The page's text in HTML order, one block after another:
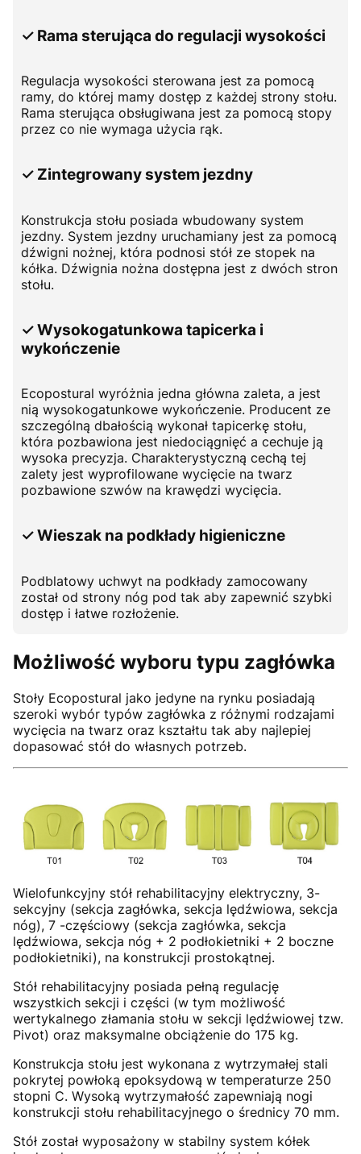
✓ Rama sterująca do regulacji wysokości
Regulacja wysokości sterowana jest za pomocą
ramy, do której mamy dostęp z każdej strony stołu.
Rama sterująca obsługiwana jest za pomocą stopy
przez co nie wymaga użycia rąk.
✓ Zintegrowany system jezdny
Konstrukcja stołu posiada wbudowany system
jezdny. System jezdny uruchamiany jest za pomocą
dźwigni nożnej, która podnosi stół ze stopek na
kółka. Dźwignia nożna dostępna jest z dwóch stron
stołu.
✓ Wysokogatunkowa tapicerka i
wykończenie
Ecopostural wyróżnia jedna główna zaleta, a jest
nią wysokogatunkowe wykończenie. Producent ze
szczególną dbałością wykonał tapicerkę stołu,
która pozbawiona jest niedociągnięć a cechuje ją
wysoka precyzja. Charakterystyczną cechą tej
zalety jest wyprofilowane wycięcie na twarz
pozbawione szwów na krawędzi wycięcia.
✓ Wieszak na podkłady higieniczne
Podblatowy uchwyt na podkłady zamocowany
został od strony nóg pod tak aby zapewnić szybki
dostęp i łatwe rozłożenie.
Możliwość wyboru typu zagłówka
Stoły Ecopostural jako jedyne na rynku posiadają
szeroki wybór typów zagłówka z różnymi rodzajami
wycięcia na twarz oraz kształtu tak aby najlepiej
dopasować stół do własnych potrzeb.
Wielofunkcyjny stół rehabilitacyjny elektryczny, 3-
sekcyjny (sekcja zagłówka, sekcja lędźwiowa, sekcja
nóg), 7 -częściowy (sekcja zagłówka, sekcja
lędźwiowa, sekcja nóg + 2 podłokietniki + 2 boczne
podłokietniki), na konstrukcji prostokątnej.
Stół rehabilitacyjny posiada pełną regulację
wszystkich sekcji i części (w tym możliwość
wertykalnego złamania stołu w sekcji lędźwiowej tzw.
Pivot) oraz maksymalne obciążenie do 175 kg.
Konstrukcja stołu jest wykonana z wytrzymałej stali
pokrytej powłoką epoksydową w temperaturze 250
stopni C. Wysoką wytrzymałość zapewniają nogi
konstrukcji stołu rehabilitacyjnego o średnicy 70 mm.
Stół został wyposażony w stabilny system kółek